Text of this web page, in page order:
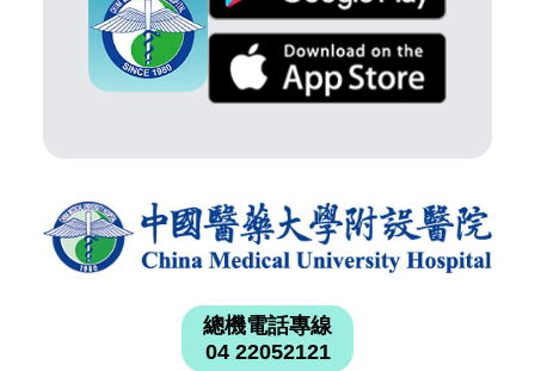
總機電話專線
04 22052121